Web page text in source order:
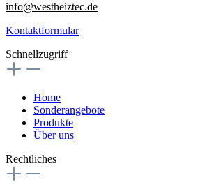
info@westheiztec.de
Kontaktformular
Schnellzugriff
Home
Sonderangebote
Produkte
Über uns
Rechtliches